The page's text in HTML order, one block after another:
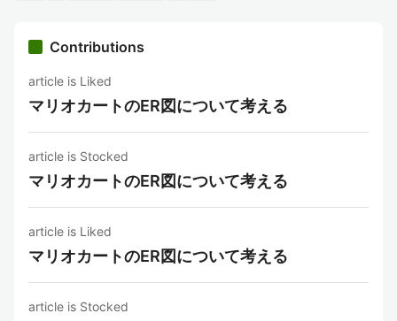
Contributions
article is Liked
マリオカートのER図について考える
article is Stocked
マリオカートのER図について考える
article is Liked
マリオカートのER図について考える
article is Stocked